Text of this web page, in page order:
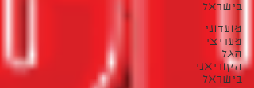
בישראל
מועדוני
מעריצי
הגל
הקוריאני
בישראל